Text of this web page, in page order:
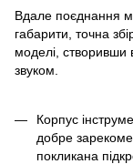
Вдале поєднання
габарити, точна
моделі, створивши
звуком.
Корпус
добре
покликана